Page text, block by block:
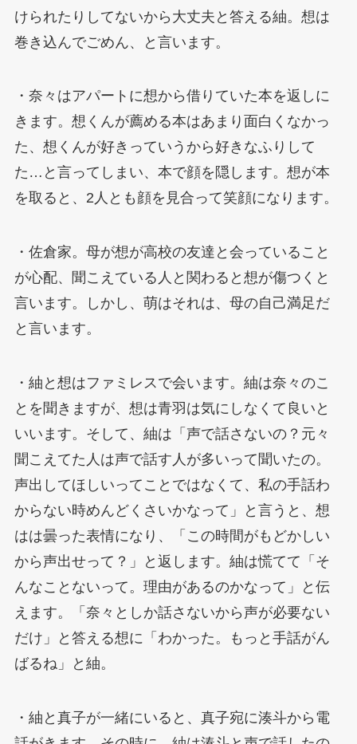
けられたりしてないから大丈夫と答える紬。想は
巻き込んでごめん、と言います。
・奈々はアパートに想から借りていた本を返しに
きます。想くんが薦める本はあまり面白くなかっ
た、想くんが好きっていうから好きなふりして
た…と言ってしまい、本で顔を隠します。想が本
を取ると、2人とも顔を見合って笑顔になります。
・佐倉家。母が想が高校の友達と会っていること
が心配、聞こえている人と関わると想が傷つくと
言います。しかし、萌はそれは、母の自己満足だ
と言います。
・紬と想はファミレスで会います。紬は奈々のこ
とを聞きますが、想は青羽は気にしなくて良いと
いいます。そして、紬は「声で話さないの？元々
聞こえてた人は声で話す人が多いって聞いたの。
声出してほしいってことではなくて、私の手話わ
からない時めんどくさいかなって」と言うと、想
はは曇った表情になり、「この時間がもどかしい
から声出せって？」と返します。紬は慌てて「そ
んなことないって。理由があるのかなって」と伝
えます。「奈々としか話さないから声が必要ない
だけ」と答える想に「わかった。もっと手話がん
ばるね」と紬。
・紬と真子が一緒にいると、真子宛に湊斗から電